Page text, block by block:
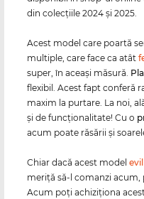
din colecţiile 2024 şi 2025.
Acest model care poartă
multiple, care face ca atât
super, în aceaşi măsură.
flexibil. Acest fapt conferă
maxim la purtare. La noi,
şi de funcţionalitate! Cu o
acum poate răsării şi
Chiar dacă acest model
meriţă să-l comanzi
Acum poţi achiziţiona